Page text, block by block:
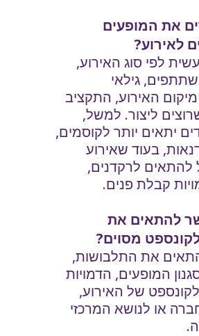
את המופעים
לאירוע?
לפי סוג האירוע,
גילאי
האירוע, התקציב
ליצור. למשל,
יתאים יותר לקוסמים,
בעוד שאירוע
להתאים לרקדנים,
קבלת פנים.
להתאים את
מסוים?
את התלבושות,
המופעים, הדמויות
של האירוע,
או לנושא המרכזי